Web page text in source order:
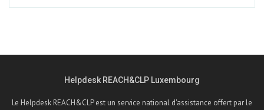
Helpdesk REACH&CLP Luxembourg
Le Helpdesk REACH&CLP est un service national d'assistance offert par le